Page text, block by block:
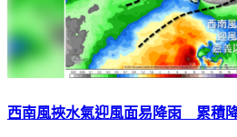
西南風挾水氣迎風面易降雨 累積